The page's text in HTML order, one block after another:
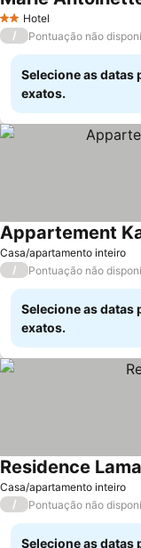
2 Estrelas
Hotel
/ Pontuação não
Selecione as datas
exatos.
Casa/apartamento inteiro
Appartement
/ Pontuação não
Selecione as datas
exatos.
Casa/apartamento inteiro
Residence
/ Pontuação não
Selecione as datas